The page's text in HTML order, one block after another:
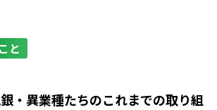
と
銀・異業種たちのこれまでの取り組